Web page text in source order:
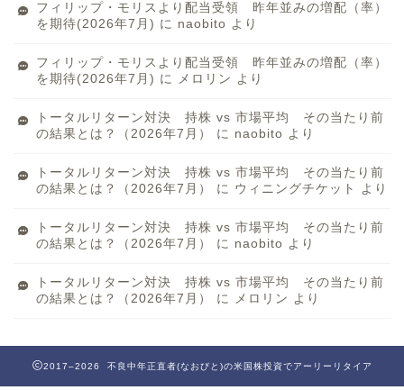
フィリップ・モリスより配当受領 昨年並みの増配（率）
を期待(2026年7月) に naobito より
フィリップ・モリスより配当受領 昨年並みの増配（率）
を期待(2026年7月) に メロリン より
トータルリターン対決 持株 vs 市場平均 その当たり前
の結果とは？（2026年7月）
に naobito より
トータルリターン対決 持株 vs 市場平均 その当たり前
の結果とは？（2026年7月）
に ウィニングチケット より
トータルリターン対決 持株 vs 市場平均 その当たり前
の結果とは？（2026年7月）
に naobito より
トータルリターン対決 持株 vs 市場平均 その当たり前
の結果とは？（2026年7月）
に メロリン より
2017–2026 不良中年正直者(なおびと)の米国株投資でアーリーリタイア